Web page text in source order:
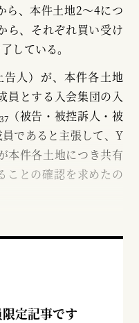
ら、本件土地2～4につ
ら、それぞれ買い受け
している。
告人）が、本件各土地
員とする入会集団の入
37（被告・被控訴人・被
であると主張して、Y
本件各土地につき共有
ことの確認を求めたの
定記事です